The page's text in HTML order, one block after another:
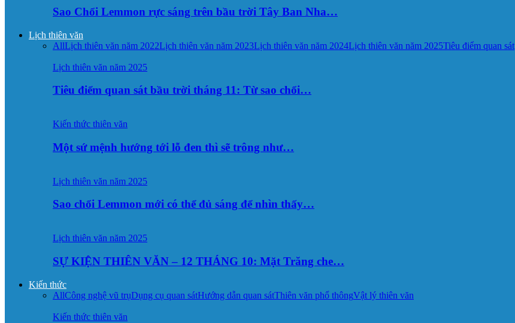
Sao Chổi Lemmon rực sáng trên bầu trời Tây Ban Nha…
Lịch thiên văn
AllLịch thiên văn năm 2022Lịch thiên văn năm 2023Lịch thiên văn năm 2024Lịch thiên văn năm 2025Tiêu điểm quan sát
Lịch thiên văn năm 2025
Tiêu điểm quan sát bầu trời tháng 11: Từ sao chổi…
Kiến thức thiên văn
Một sứ mệnh hướng tới lỗ đen thì sẽ trông như…
Lịch thiên văn năm 2025
Sao chổi Lemmon mới có thể đủ sáng để nhìn thấy…
Lịch thiên văn năm 2025
SỰ KIỆN THIÊN VĂN – 12 THÁNG 10: Mặt Trăng che…
Kiến thức
AllCông nghệ vũ trụDụng cụ quan sátHướng dẫn quan sátThiên văn phổ thôngVật lý thiên văn
Kiến thức thiên văn